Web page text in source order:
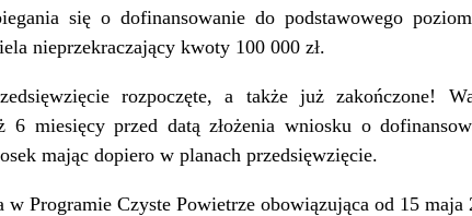
się o dofinansowanie do podstawowego
nieprzekraczający kwoty 100 000 zł.
rozpoczęte, a także już zakończone!
6 miesięcy przed datą złożenia wniosku o
mając dopiero w planach przedsięwzięcie.
w Programie Czyste Powietrze obowiązująca od 15 maja